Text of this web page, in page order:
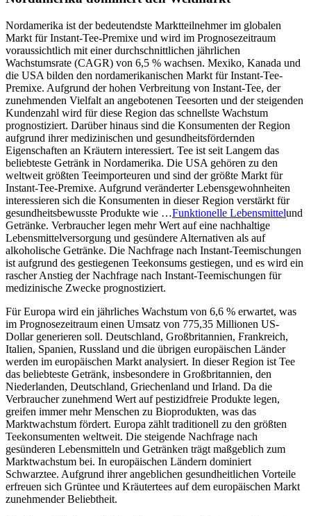
Nordamerika ist der bedeutendste Marktteilnehmer im globalen
Markt für Instant-Tee-Premixe und wird im Prognosezeitraum
voraussichtlich mit einer durchschnittlichen jährlichen
Wachstumsrate (CAGR) von 6,5 % wachsen. Mexiko, Kanada und
die USA bilden den nordamerikanischen Markt für Instant-Tee-
Premixe. Aufgrund der hohen Verbreitung von Instant-Tee, der
zunehmenden Vielfalt an angebotenen Teesorten und der steigenden
Kundenzahl wird für diese Region das schnellste Wachstum
prognostiziert. Darüber hinaus sind die Konsumenten der Region
aufgrund ihrer medizinischen und gesundheitsfördernden
Eigenschaften an Kräutern interessiert. Tee ist seit Langem das
beliebteste Getränk in Nordamerika. Die USA gehören zu den
weltweit größten Teeimporteuren und sind der größte Markt für
Instant-Tee-Premixe. Aufgrund veränderter Lebensgewohnheiten
interessieren sich die Konsumenten in dieser Region verstärkt für
gesundheitsbewusste Produkte wie …Funktionelle Lebensmittelund
Getränke. Verbraucher legen mehr Wert auf eine nachhaltige
Lebensmittelversorgung und gesündere Alternativen als auf
alkoholische Getränke. Die Nachfrage nach Instant-Teemischungen
ist aufgrund des gestiegenen Teekonsums gestiegen, und es wird ein
rascher Anstieg der Nachfrage nach Instant-Teemischungen für
medizinische Zwecke prognostiziert.
Für Europa wird ein jährliches Wachstum von 6,6 % erwartet, was
im Prognosezeitraum einen Umsatz von 775,35 Millionen US-
Dollar generieren soll. Deutschland, Großbritannien, Frankreich,
Italien, Spanien, Russland und die übrigen europäischen Länder
werden im europäischen Markt analysiert. In dieser Region ist Tee
das beliebteste Getränk, insbesondere in Großbritannien, den
Niederlanden, Deutschland, Griechenland und Irland. Da die
Verbraucher zunehmend Wert auf pestizidfreie Produkte legen,
greifen immer mehr Menschen zu Bioprodukten, was das
Marktwachstum fördert. Europa zählt traditionell zu den größten
Teekonsumenten weltweit. Die steigende Nachfrage nach
gesünderen Lebensmitteln und Getränken trägt maßgeblich zum
Marktwachstum bei. In europäischen Ländern dominiert
Schwarztee. Aufgrund ihrer angeblichen gesundheitlichen Vorteile
erfreuen sich Grüntee und Kräutertees auf dem europäischen Markt
zunehmender Beliebtheit.